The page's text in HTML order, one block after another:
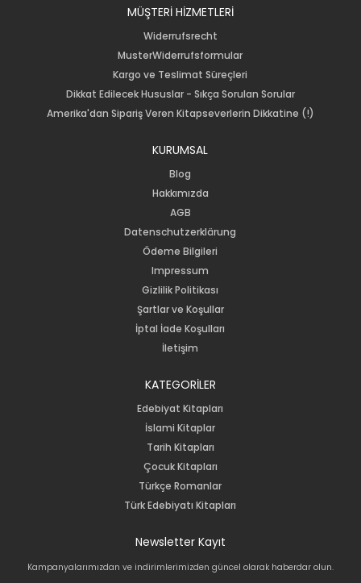
MÜŞTERİ HİZMETLERİ
Widerrufsrecht
MusterWiderrufsformular
Kargo ve Teslimat Süreçleri
Dikkat Edilecek Hususlar - Sıkça Sorulan Sorular
Amerika'dan Sipariş Veren Kitapseverlerin Dikkatine (!)
KURUMSAL
Blog
Hakkımızda
AGB
Datenschutzerklärung
Ödeme Bilgileri
Impressum
Gizlilik Politikası
Şartlar ve Koşullar
İptal İade Koşulları
İletişim
KATEGORİLER
Edebiyat Kitapları
İslami Kitaplar
Tarih Kitapları
Çocuk Kitapları
Türkçe Romanlar
Türk Edebiyatı Kitapları
Newsletter Kayıt
Kampanyalarımızdan ve indirimlerimizden güncel olarak haberdar olun.